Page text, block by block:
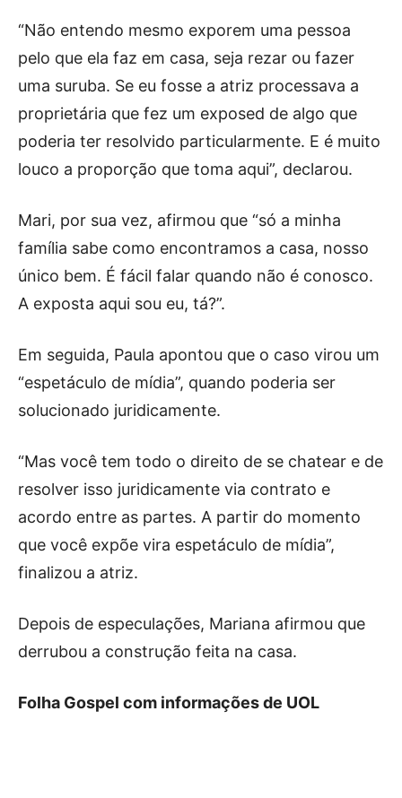
“Não entendo mesmo exporem uma pessoa
pelo que ela faz em casa, seja rezar ou fazer
uma suruba. Se eu fosse a atriz processava a
proprietária que fez um exposed de algo que
poderia ter resolvido particularmente. E é muito
louco a proporção que toma aqui”, declarou.
Mari, por sua vez, afirmou que “só a minha
família sabe como encontramos a casa, nosso
único bem. É fácil falar quando não é conosco.
A exposta aqui sou eu, tá?”.
Em seguida, Paula apontou que o caso virou um
“espetáculo de mídia”, quando poderia ser
solucionado juridicamente.
“Mas você tem todo o direito de se chatear e de
resolver isso juridicamente via contrato e
acordo entre as partes. A partir do momento
que você expõe vira espetáculo de mídia”,
finalizou a atriz.
Depois de especulações, Mariana afirmou que
derrubou a construção feita na casa.
Folha Gospel com informações de UOL